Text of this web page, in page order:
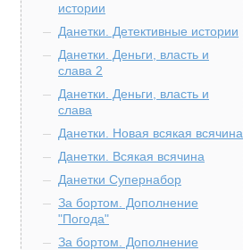
истории
Данетки. Детективные истории
Данетки. Деньги, власть и
слава 2
Данетки. Деньги, власть и
слава
Данетки. Новая всякая всячина
Данетки. Всякая всячина
Данетки Супернабор
За бортом. Дополнение
"Погода"
За бортом. Дополнение